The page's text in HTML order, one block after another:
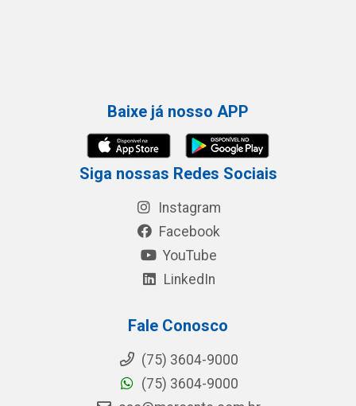
Baixe já nosso APP
Siga nossas Redes Sociais
Instagram
Facebook
YouTube
LinkedIn
Fale Conosco
(75) 3604-9000
(75) 3604-9000